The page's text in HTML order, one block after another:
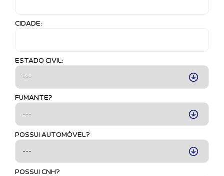
CIDADE:
ESTADO CIVIL:
FUMANTE?
POSSUI AUTOMÓVEL?
POSSUI CNH?